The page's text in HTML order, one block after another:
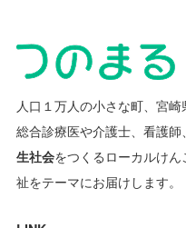
人口１万人の小さな町、宮崎
総合診療医や介護士、看護
生社会をつくるローカルけん
祉をテーマにお届けします。